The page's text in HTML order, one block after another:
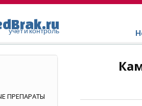
учет и контроль
ПРЕПАРАТЫ